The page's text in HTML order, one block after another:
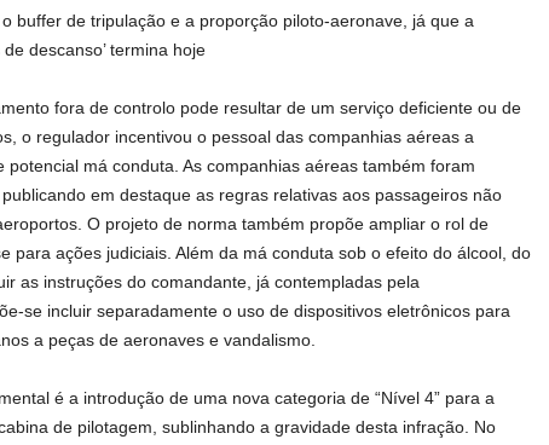
buffer de tripulação e a proporção piloto-aeronave, já que a
descanso’ termina hoje
fora de controlo pode resultar de um serviço deficiente ou de
o regulador incentivou o pessoal das companhias aéreas a
potencial má conduta. As companhias aéreas também foram
em destaque as regras relativas aos passageiros não
O projeto de norma também propõe ampliar o rol de
para ações judiciais. Além da má conduta sob o efeito do álcool, do
as instruções do comandante, já contempladas pela
se incluir separadamente o uso de dispositivos eletrônicos para
a peças de aeronaves e vandalismo.
é a introdução de uma nova categoria de “Nível 4” para a
de pilotagem, sublinhando a gravidade desta infração. No